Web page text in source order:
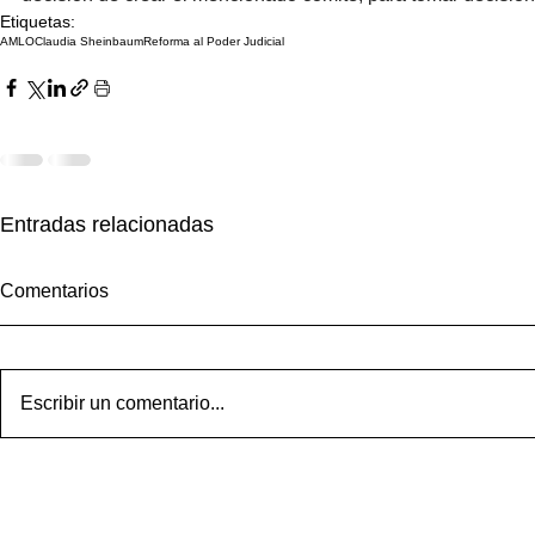
Etiquetas:
AMLOClaudia SheinbaumReforma al Poder Judicial
Entradas relacionadas
Comentarios
Escribir un comentario...